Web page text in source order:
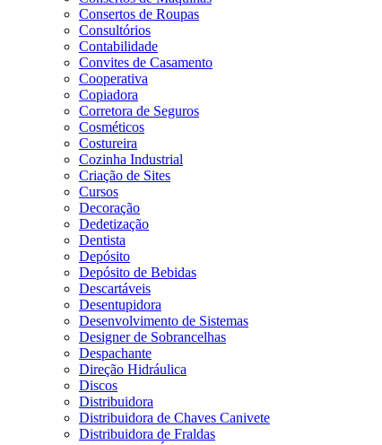
Consertos de Roupas
Consultórios
Contabilidade
Convites de Casamento
Cooperativa
Copiadora
Corretora de Seguros
Cosméticos
Costureira
Cozinha Industrial
Criação de Sites
Cursos
Decoração
Dedetização
Dentista
Depósito
Depósito de Bebidas
Descartáveis
Desentupidora
Desenvolvimento de Sistemas
Designer de Sobrancelhas
Despachante
Direção Hidráulica
Discos
Distribuidora
Distribuidora de Chaves Canivete
Distribuidora de Fraldas